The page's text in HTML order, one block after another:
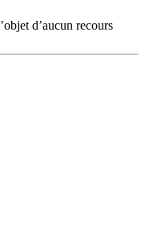
d’aucun recours